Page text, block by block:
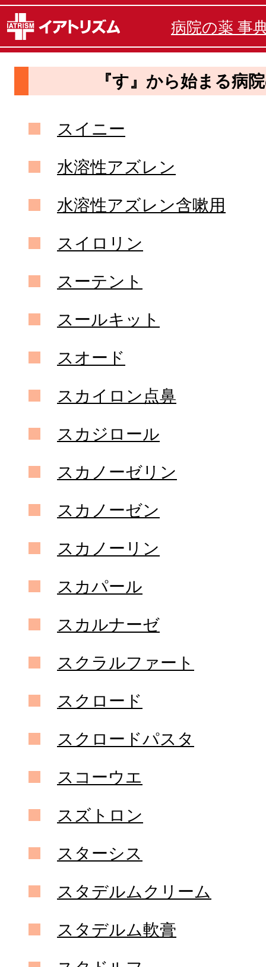
病院の薬 事
『す』から始まる病
スイニー
水溶性アズレン
水溶性アズレン含嗽用
スイロリン
スーテント
スールキット
スオード
スカイロン点鼻
スカジロール
スカノーゼリン
スカノーゼン
スカノーリン
スカパール
スカルナーゼ
スクラルファート
スクロード
スクロードパスタ
スコーウエ
スズトロン
スターシス
スタデルムクリーム
スタデルム軟膏